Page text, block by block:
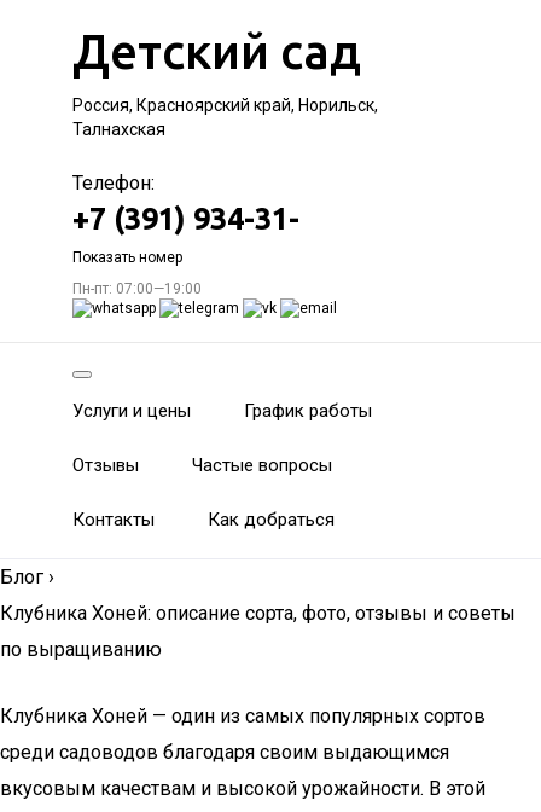
Детский сад
Россия, Красноярский край, Норильск,
Талнахская
Телефон:
+7 (391) 934-31-
Показать номер
Пн-пт: 07:00—19:00
Услуги и цены График работы
Отзывы Частые вопросы
Контакты Как добраться
Блог ›
Клубника Хоней: описание сорта, фото, отзывы и советы
по выращиванию
Клубника Хоней — один из самых популярных сортов
среди садоводов благодаря своим выдающимся
вкусовым качествам и высокой урожайности. В этой